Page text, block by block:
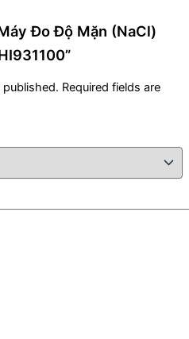
Đo Độ Mặn (NaCl)
Required fields are